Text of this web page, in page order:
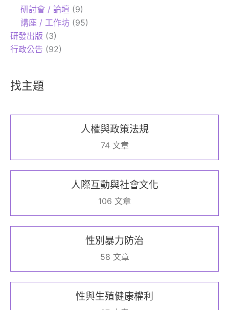
研討會 / 論壇 (9)
講座 / 工作坊 (95)
研發出版 (3)
行政公告 (92)
找主題
人權與政策法規
74 文章
人際互動與社會文化
106 文章
性別暴力防治
58 文章
性與生殖健康權利